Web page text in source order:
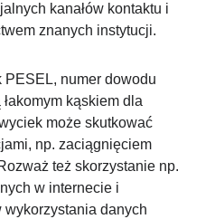
kanałów kontaktu i
znanych instytucji.
PESEL, numer dowodu
kąskiem dla
może skutkować
np. zaciągnięciem
też skorzystanie np.
w internecie i
wykorzystania danych